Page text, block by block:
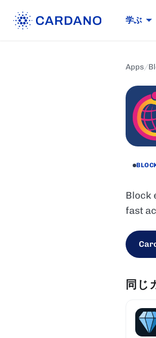
学ぶ
Apps/
Block
fast
同じ